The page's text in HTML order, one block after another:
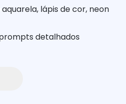
lápis de cor, neon
detalhados